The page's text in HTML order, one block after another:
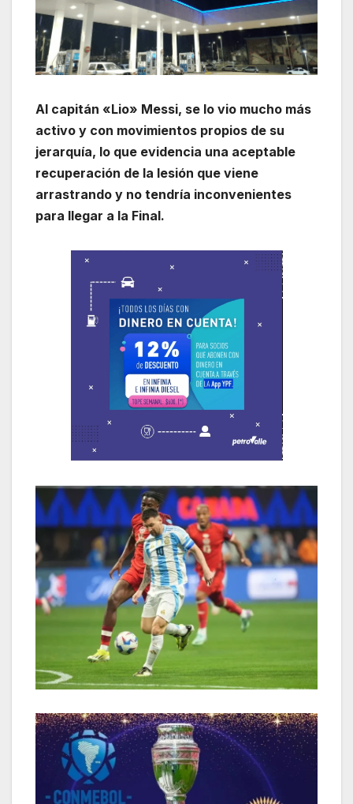
Al capitán «Lio» Messi, se lo vio mucho más
activo y con movimientos propios de su
jerarquía, lo que evidencia una aceptable
recuperación de la lesión que viene
arrastrando y no tendría inconvenientes
para llegar a la Final.